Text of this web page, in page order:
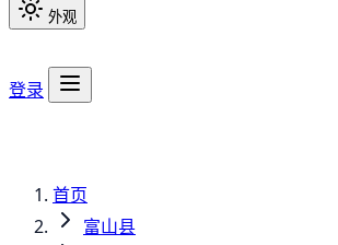
外观
登录
首页
富山县